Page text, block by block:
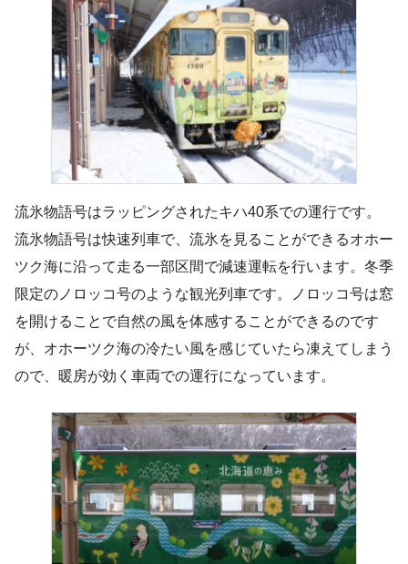
流氷物語号はラッピングされたキハ40系での運行です。
流氷物語号は快速列車で、流氷を見ることができるオホー
ツク海に沿って走る一部区間で減速運転を行います。冬季
限定のノロッコ号のような観光列車です。ノロッコ号は窓
を開けることで自然の風を体感することができるのです
が、オホーツク海の冷たい風を感じていたら凍えてしまう
ので、暖房が効く車両での運行になっています。